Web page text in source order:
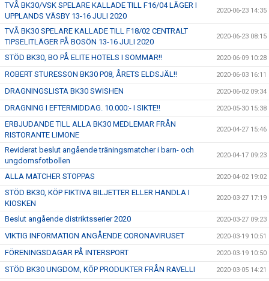
TVÅ BK30/VSK SPELARE KALLADE TILL F16/04 LÄGER I
UPPLANDS VÄSBY 13-16 JULI 2020
2020-06-23 14:35
TVÅ BK30 SPELARE KALLADE TILL F18/02 CENTRALT
TIPSELITLÄGER PÅ BOSÖN 13-16 JULI 2020
2020-06-23 08:15
STÖD BK30, BO PÅ ELITE HOTELS I SOMMAR!! 2020-06-09 10:28
ROBERT STURESSON BK30 P08, ÅRETS ELDSJÄL!! 2020-06-03 16:11
DRAGNINGSLISTA BK30 SWISHEN 2020-06-02 09:34
DRAGNING I EFTERMIDDAG. 10.000:- I SIKTE!! 2020-05-30 15:38
ERBJUDANDE TILL ALLA BK30 MEDLEMAR FRÅN
RISTORANTE LIMONE
2020-04-27 15:46
Reviderat beslut angående träningsmatcher i barn- och
ungdomsfotbollen
2020-04-17 09:23
ALLA MATCHER STOPPAS 2020-04-02 19:02
STÖD BK30, KÖP FIKTIVA BILJETTER ELLER HANDLA I
KIOSKEN
2020-03-27 17:19
Beslut angående distriktsserier 2020 2020-03-27 09:23
VIKTIG INFORMATION ANGÅENDE CORONAVIRUSET 2020-03-19 10:51
FÖRENINGSDAGAR PÅ INTERSPORT 2020-03-19 10:50
STÖD BK30 UNGDOM, KÖP PRODUKTER FRÅN RAVELLI 2020-03-05 14:21